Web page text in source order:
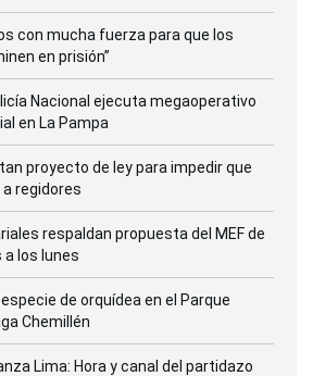
con mucha fuerza para que los
en prisión”
Nacional ejecuta megaoperativo
en La Pampa
proyecto de ley para impedir que
regidores
respaldan propuesta del MEF de
los lunes
de orquídea en el Parque
Chemillén
Lima: Hora y canal del partidazo